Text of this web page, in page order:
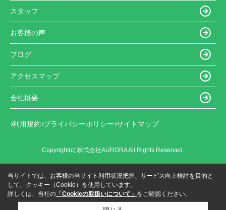
スタッフ
お客様の声
ブログ
アクセスマップ
会社概要
利用規約 プライバシーポリシー サイトマップ
Copyright(c) 株式会社AURORA All Rights Reserved.
当サイトでは、お客様の当サイト利用状況把握、サービス向上検討を目的と
して、クッキー（Cookie）を使用しています。
詳しくは、当社の 「Cookieの取扱いについて」 をご確認ください。